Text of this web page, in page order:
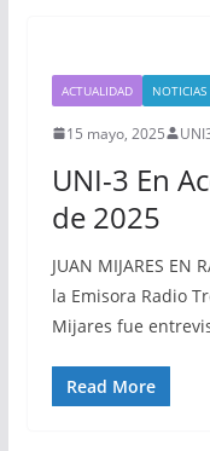
ACTUALIDAD NOTICIAS
15 mayo, 2025
UNI-3 En
de 2025
JUAN MIJARES EN
la Emisora Radio
Mijares fue
Read More